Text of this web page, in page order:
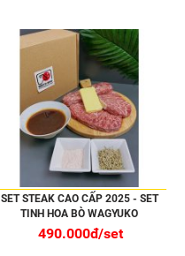
SET STEAK CAO CẤP 2025 - SET
TINH HOA BÒ WAGYUKO
490.000đ/set